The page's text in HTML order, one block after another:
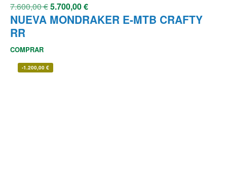
7.600,00€5.700,00€
NUEVA MONDRAKER E-MTB CRAFTY
RR
COMPRAR
-1.200,00 €